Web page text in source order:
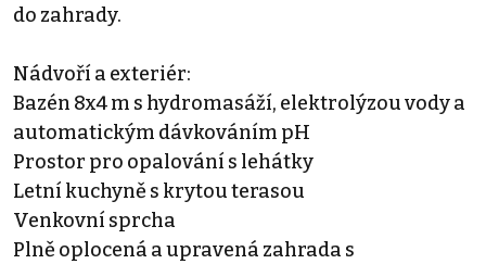
do zahrady.
Nádvoří a exteriér:
Bazén 8x4 m s hydromasáží, elektrolýzou vody a
automatickým dávkováním pH
Prostor pro opalování s lehátky
Letní kuchyně s krytou terasou
Venkovní sprcha
Plně oplocená a upravená zahrada s